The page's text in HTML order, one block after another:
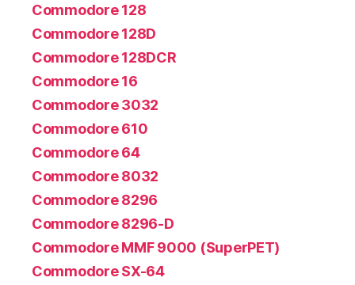
Commodore 128
Commodore 128D
Commodore 128DCR
Commodore 16
Commodore 3032
Commodore 610
Commodore 64
Commodore 8032
Commodore 8296
Commodore 8296-D
Commodore MMF 9000 (SuperPET)
Commodore SX-64